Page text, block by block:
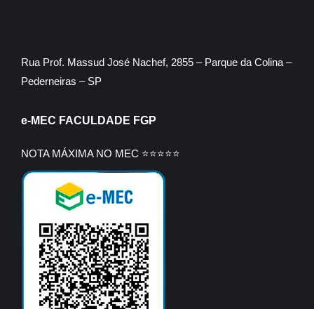
Rua Prof. Massud José Nachef, 2855 – Parque da Colina –
Pederneiras – SP
e-MEC FACULDADE FGP
NOTA MÁXIMA NO MEC ⭐⭐⭐⭐⭐